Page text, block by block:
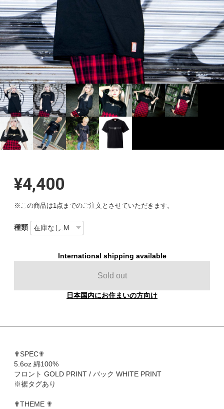
¥4,400
※この商品は1点までのご注文とさせていただきます。
種類
International shipping available
Sold out
日本国内にお住まいの方向け
✟SPEC✟
5.6oz 綿100%
フロント GOLD PRINT / バック WHITE PRINT
※裾タグあり
✟THEME ✟